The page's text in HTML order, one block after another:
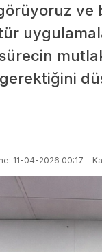
görüyoruz
gerektiğini
11-04-2026 00:17